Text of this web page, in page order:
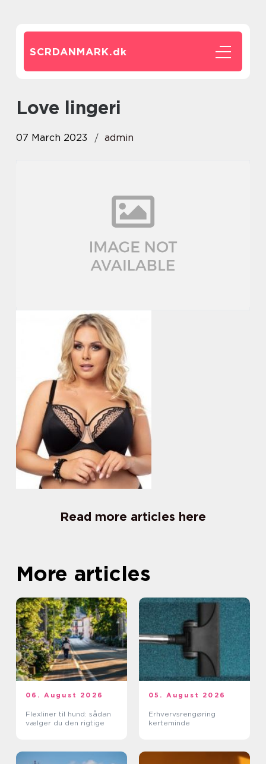
SCRDANMARK.dk
love lingeri
07 March 2023 admin
Read more articles here
More articles
06. August 2026
Flexliner til hund: sådan
vælger du den rigtige
05. August 2026
Erhvervsrengøring
kerteminde